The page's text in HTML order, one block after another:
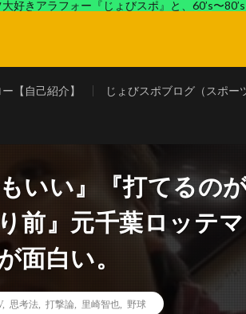
大好きアラフォー『じょびスポ』と、60’s〜
ー【自己紹介】 じょびスポブログ（スポー
いい』『打てるの
前』元千葉ロッテ
面白い。
, 思考法 打撃論 里崎智也 野球